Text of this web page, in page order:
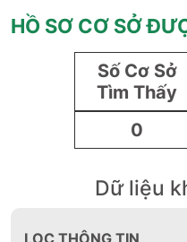
HỒ SƠ CƠ SỞ
Số Cơ Sở
Tìm Thấy
0
Dữ liệu
LỌC THÔNG TIN